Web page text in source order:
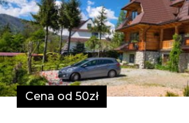
Cena od 50zł